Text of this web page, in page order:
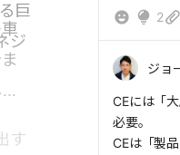
巨
ジ
す
て工夫を
いかけるこ
目の前のこ
大切である。
ばこっち立
けど、そう
見つけてい
す。
2
ジョ
もっと読
CEには「
必要。
CEは「製